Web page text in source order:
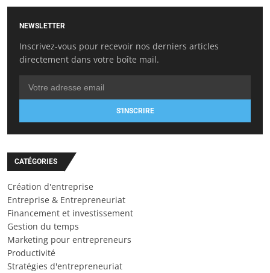
NEWSLETTER
Inscrivez-vous pour recevoir nos derniers articles
directement dans votre boîte mail.
S'INSCRIRE
CATÉGORIES
Création d'entreprise
Entreprise & Entrepreneuriat
Financement et investissement
Gestion du temps
Marketing pour entrepreneurs
Productivité
Stratégies d'entrepreneuriat